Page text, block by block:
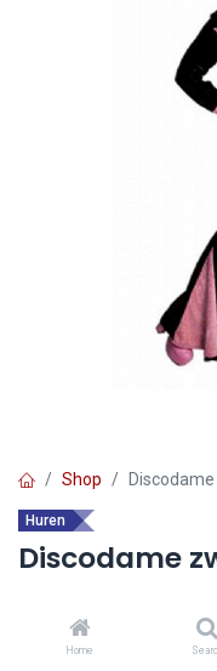
Home
Shop
Huren
Discodame
Ontdek de voordelen